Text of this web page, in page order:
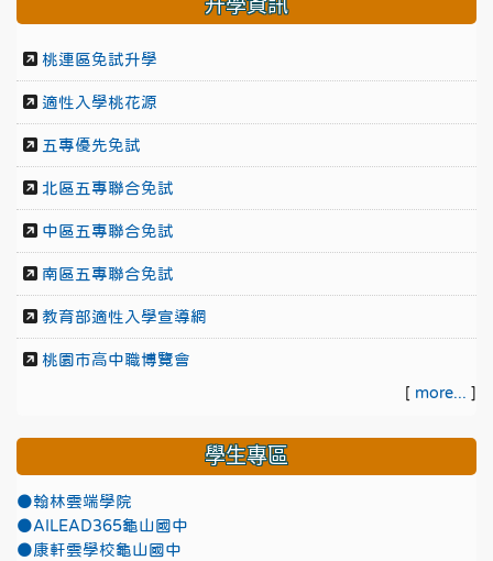
升學資訊
桃連區免試升學
適性入學桃花源
五專優先免試
北區五專聯合免試
中區五專聯合免試
南區五專聯合免試
教育部適性入學宣導網
桃園市高中職博覽會
[ more... ]
學生專區
●翰林雲端學院
●AILEAD365龜山國中
●康軒雲學校龜山國中